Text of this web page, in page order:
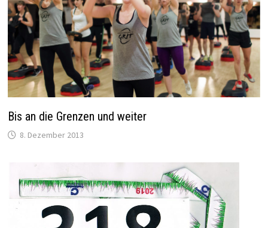
Bis an die Grenzen und weiter
8. Dezember 2013